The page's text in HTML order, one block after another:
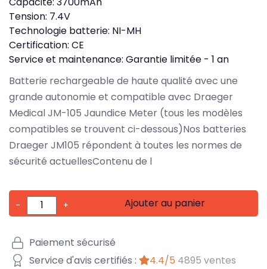
Tension: 7.4V
Technologie batterie: NI-MH
Certification: CE
Service et maintenance: Garantie limitée - 1 an
Batterie rechargeable de haute qualité avec une
grande autonomie et compatible avec Draeger
Medical JM-105 Jaundice Meter (tous les modèles
compatibles se trouvent ci-dessous)Nos batteries
Draeger JM105 répondent à toutes les normes de
sécurité actuellesContenu de l
- + Ajouter au panier
Paiement sécurisé
Service d'avis certifiés :
4.4/5 4895 ventes